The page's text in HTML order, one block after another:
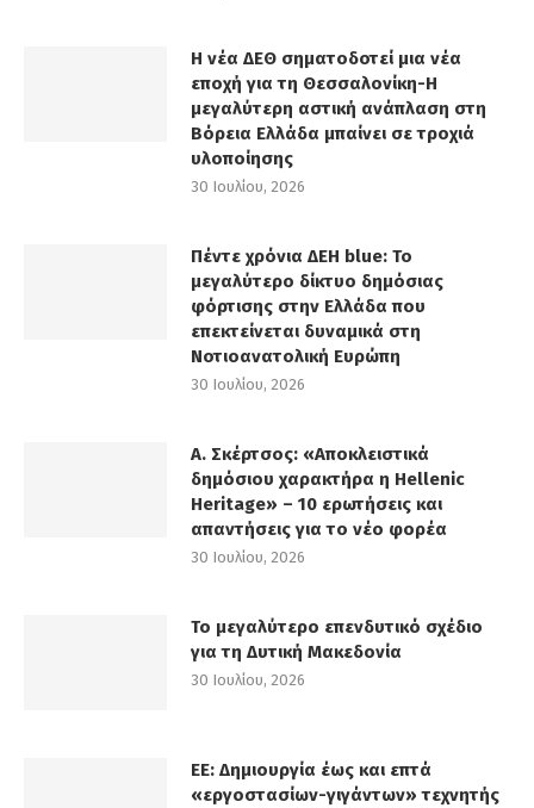
Η νέα ΔΕΘ σηματοδοτεί μια νέα
εποχή για τη Θεσσαλονίκη-Η
μεγαλύτερη αστική ανάπλαση στη
Βόρεια Ελλάδα μπαίνει σε τροχιά
υλοποίησης
30 Ιουλίου, 2026
Πέντε χρόνια ΔΕΗ blue: Το
μεγαλύτερο δίκτυο δημόσιας
φόρτισης στην Ελλάδα που
επεκτείνεται δυναμικά στη
Νοτιοανατολική Ευρώπη
30 Ιουλίου, 2026
Α. Σκέρτσος: «Αποκλειστικά
δημόσιου χαρακτήρα η Hellenic
Heritage» – 10 ερωτήσεις και
απαντήσεις για το νέο φορέα
30 Ιουλίου, 2026
Το μεγαλύτερο επενδυτικό σχέδιο
για τη Δυτική Μακεδονία
30 Ιουλίου, 2026
ΕΕ: Δημιουργία έως και επτά
«εργοστασίων-γιγάντων» τεχνητής